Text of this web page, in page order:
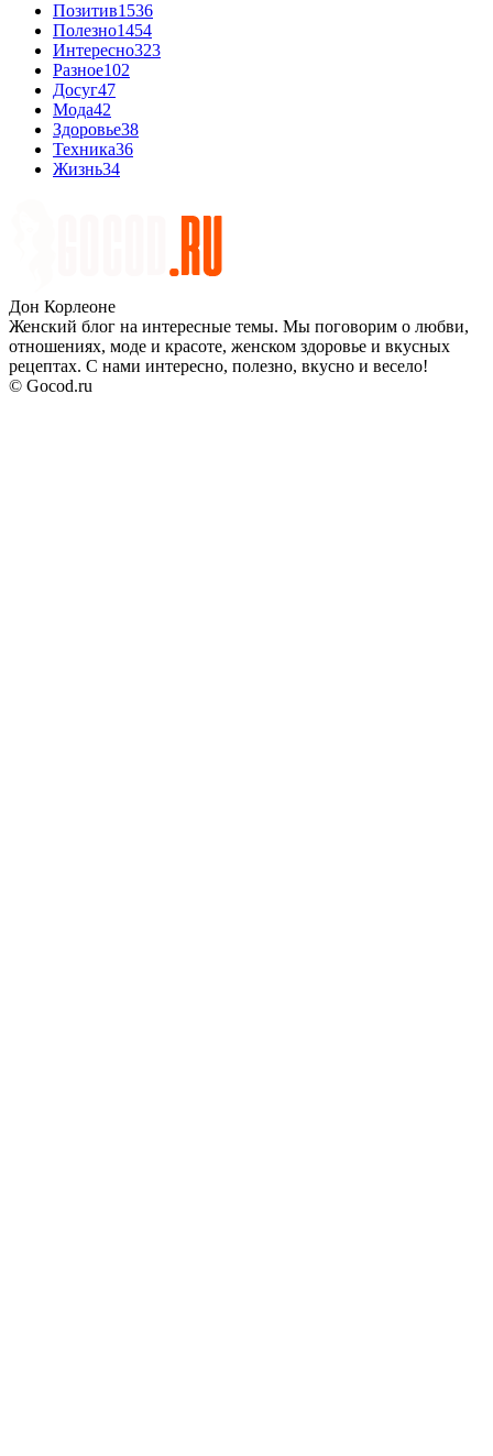
Позитив1536
Полезно1454
Интересно323
Разное102
Досуг47
Мода42
Здоровье38
Техника36
Жизнь34
Дон Корлеоне
Женский блог на интересные темы. Мы поговорим о любви,
отношениях, моде и красоте, женском здоровье и вкусных
рецептах. С нами интересно, полезно, вкусно и весело!
© Gocod.ru